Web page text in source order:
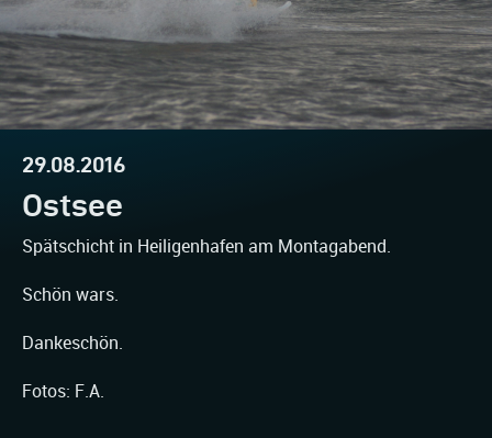
29.08.2016
Ostsee
Spätschicht in Heiligenhafen am Montagabend.
Schön wars.
Dankeschön.
Fotos: F.A.